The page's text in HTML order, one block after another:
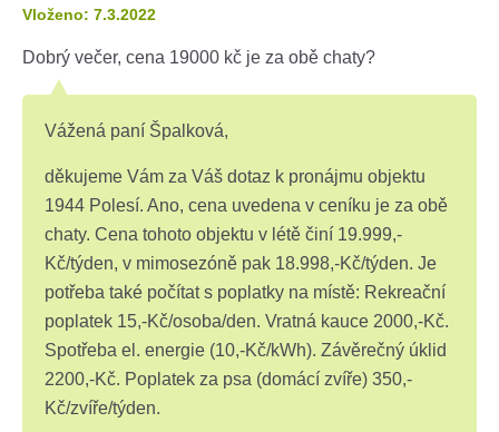
Vloženo: 7.3.2022
Dobrý večer, cena 19000 kč je za obě chaty?
Vážená paní Špalková,
děkujeme Vám za Váš dotaz k pronájmu objektu
1944 Polesí. Ano, cena uvedena v ceníku je za obě
chaty. Cena tohoto objektu v létě činí 19.999,-
Kč/týden, v mimosezóně pak 18.998,-Kč/týden. Je
potřeba také počítat s poplatky na místě: Rekreační
poplatek 15,-Kč/osoba/den. Vratná kauce 2000,-Kč.
Spotřeba el. energie (10,-Kč/kWh). Závěrečný úklid
2200,-Kč. Poplatek za psa (domácí zvíře) 350,-
Kč/zvíře/týden.